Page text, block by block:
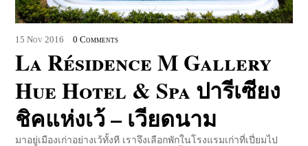
15 Nov 2016 0 Comments
La Résidence M Gallery
Hue Hotel & Spa ปารีเซียง
ชิคแห่งเว้ – เวียดนาม
มาอยู่เมืองเก่าอย่างเว้ทั้งที เราจึงเลือกพักในโรงแรมเก่าที่เปี่ยมไป